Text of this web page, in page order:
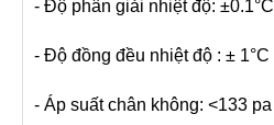
- Độ phân giải nhiệt độ: ±0.1°C
- Độ đồng đều nhiệt độ : ± 1°C
- Áp suất chân không: <133 pa